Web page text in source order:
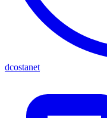
dcostanet